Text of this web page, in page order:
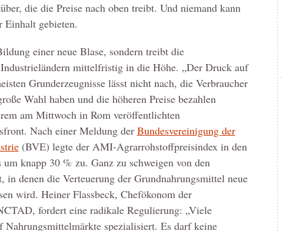
die die Preise nach oben treibt. Und niemand kann
Einhalt gebieten.
einer neue Blase, sondern treibt die
mittelfristig in die Höhe. „Der Druck auf
Grunderzeugnisse lässt nicht nach, die Verbraucher
Wahl haben und die höheren Preise bezahlen
am Mittwoch in Rom veröffentlichten
Nach einer Meldung der Bundesvereinigung der
(BVE) legte der AMI-Agrarrohstoffpreisindex in den
knapp 30 % zu. Ganz zu schweigen von den
in denen die Verteuerung der Grundnahrungsmittel neue
wird. Heiner Flassbeck, Chefökonom der
fordert eine radikale Regulierung: „Viele
Nahrungsmittelmärkte spezialisiert. Es darf keine